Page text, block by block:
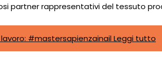
partner rappresentativi del tessuto
#mastersapienzainailLeggi tutto